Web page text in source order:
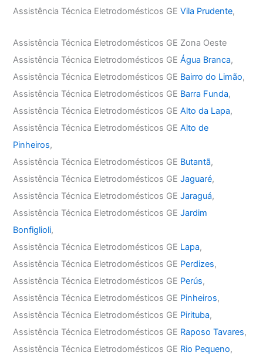
Assistência Técnica Eletrodomésticos GEVila Prudente,
Assistência Técnica Eletrodomésticos GE Zona Oeste
Assistência Técnica Eletrodomésticos GEÁgua Branca,
Assistência Técnica Eletrodomésticos GE Bairro do Limão,
Assistência Técnica Eletrodomésticos GE Barra Funda,
Assistência Técnica Eletrodomésticos GEAlto da Lapa,
Assistência Técnica Eletrodomésticos GEAlto de
Pinheiros,
Assistência Técnica Eletrodomésticos GE Butantã,
Assistência Técnica Eletrodomésticos GEJaguaré,
Assistência Técnica Eletrodomésticos GEJaraguá,
Assistência Técnica Eletrodomésticos GEJardim
Bonfiglioli,
Assistência Técnica Eletrodomésticos GE Lapa,
Assistência Técnica Eletrodomésticos GE Perdizes,
Assistência Técnica Eletrodomésticos GE Perús,
Assistência Técnica Eletrodomésticos GE Pinheiros,
Assistência Técnica Eletrodomésticos GE Pirituba,
Assistência Técnica Eletrodomésticos GE Raposo Tavares,
Assistência Técnica Eletrodomésticos GE Rio Pequeno,